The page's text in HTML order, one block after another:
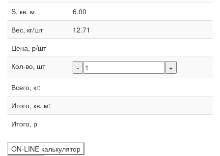
S, кв. м
6.00
Вес, кг/шт
12.71
Цена, р/шт
Кол-во, шт
-
+
Всего, кг:
Итого, кв. м:
Итого, р
ON-LINE калькулятор